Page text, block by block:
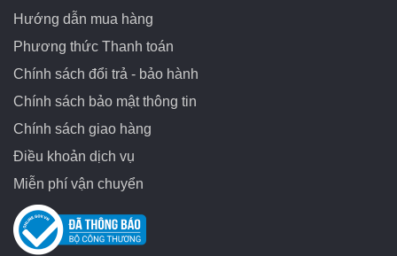
Hướng dẫn mua hàng
Phương thức Thanh toán
Chính sách đổi trả - bảo hành
Chính sách bảo mật thông tin
Chính sách giao hàng
Điều khoản dịch vụ
Miễn phí vận chuyển